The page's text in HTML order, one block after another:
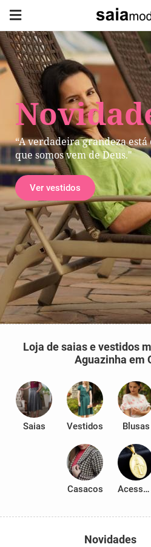
“A verdadeira grandeza
que somos vem de Deus."
Ver vestidos
Loja de saias e vestidos
Aguazinha em
Saias Vestidos Blusas
Casacos Acessórios
Novidades